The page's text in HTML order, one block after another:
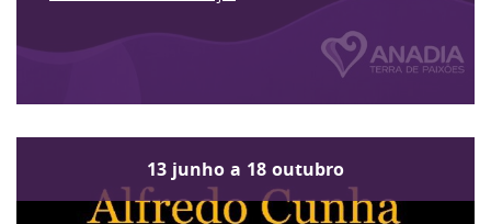
13 junho a 18 outubro